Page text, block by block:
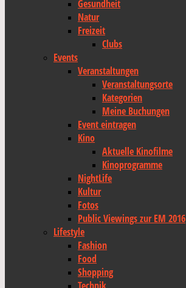
Gesundheit
Natur
Freizeit
Clubs
Events
Veranstaltungen
Veranstaltungsorte
Kategorien
Meine Buchungen
Event eintragen
Kino
Aktuelle Kinofilme
Kinoprogramme
NightLife
Kultur
Fotos
Public Viewings zur EM 2016
Lifestyle
Fashion
Food
Shopping